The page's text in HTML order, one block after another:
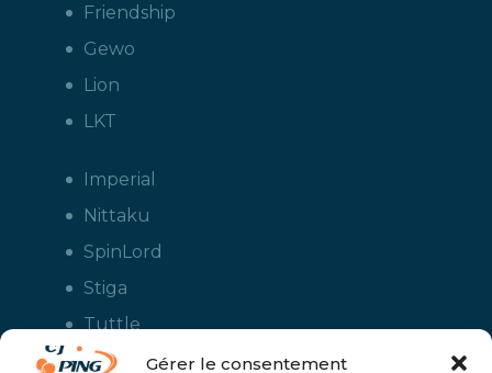
Gérer le consentement
Friendship
Gewo
Lion
LKT
Imperial
Nittaku
SpinLord
Stiga
Tuttle
Xiom